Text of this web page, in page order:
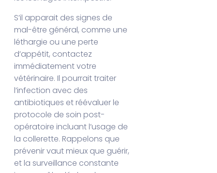
S’il apparait des signes de
mal-être général, comme une
léthargie ou une perte
d’appétit, contactez
immédiatement votre
vétérinaire. Il pourrait traiter
l’infection avec des
antibiotiques et réévaluer le
protocole de soin post-
opératoire incluant l’usage de
la collerette. Rappelons que
prévenir vaut mieux que guérir,
et la surveillance constante